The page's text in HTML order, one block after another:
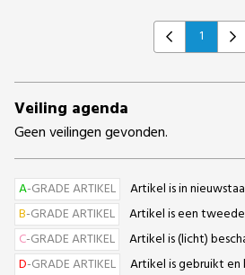
Previous
1
Veiling agenda
Geen veilingen gevonden.
A-GRADE ARTIKEL
Artikel is in
B-GRADE ARTIKEL
Artikel is een
C-GRADE ARTIKEL
Artikel is (licht)
D-GRADE ARTIKEL Artikel is gebruikt en